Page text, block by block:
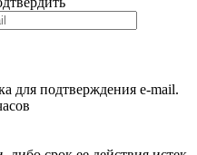
для подтверждения e-mail.